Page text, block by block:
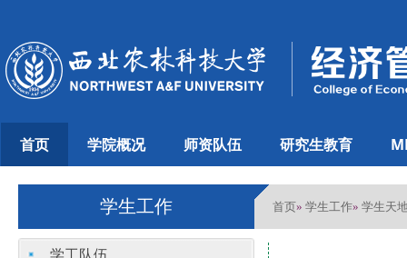
首页 学院概况 师资队伍 研究生教育
学生工作 首页» 学生工作» 学生天